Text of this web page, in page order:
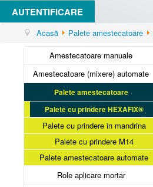
AUTENTIFICARE
Acasă Palete amestecatoare
Amestecatoare manuale
Amestecatoare (mixere) automate
Palete amestecatoare
Palete cu prindere HEXAFIX®
Palete cu prindere in mandrina
Palete cu prindere M14
Palete amestecatoare automate
Role aplicare mortar